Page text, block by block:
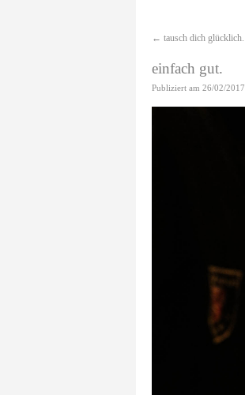
← tausch dich glücklich.
einfach gut.
Publiziert am 26/02/2017